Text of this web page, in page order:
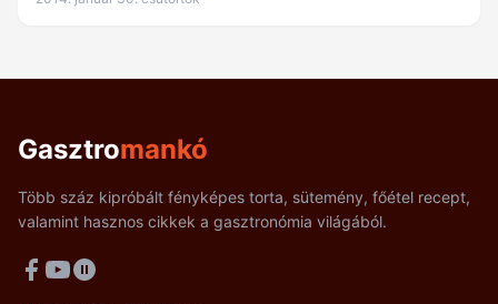
Gasztromankó
Több száz kipróbált fényképes torta, sütemény, főétel recept,
valamint hasznos cikkek a gasztronómia világából.